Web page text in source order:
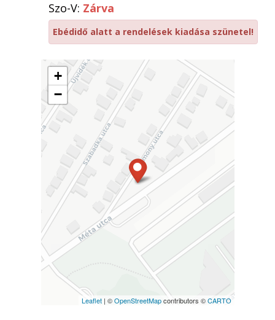
+
−
Leaflet| ©OpenStreetMapcontributors ©CARTO
Szo-V: Zárva
Ebédidő alatt a rendelések kiadása szünetel!